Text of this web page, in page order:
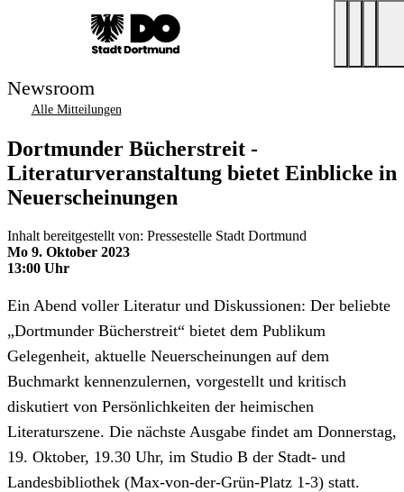
Newsroom
Alle Mitteilungen
Dortmunder Bücherstreit -
Literaturveranstaltung bietet Einblicke in
Neuerscheinungen
Inhalt bereitgestellt von: Pressestelle Stadt Dortmund
Mo 9. Oktober 2023
13:00 Uhr
Ein Abend voller Literatur und Diskussionen: Der beliebte
„Dortmunder Bücherstreit“ bietet dem Publikum
Gelegenheit, aktuelle Neuerscheinungen auf dem
Buchmarkt kennenzulernen, vorgestellt und kritisch
diskutiert von Persönlichkeiten der heimischen
Literaturszene. Die nächste Ausgabe findet am Donnerstag,
19. Oktober, 19.30 Uhr, im Studio B der Stadt- und
Landesbibliothek (Max-von-der-Grün-Platz 1-3) statt.